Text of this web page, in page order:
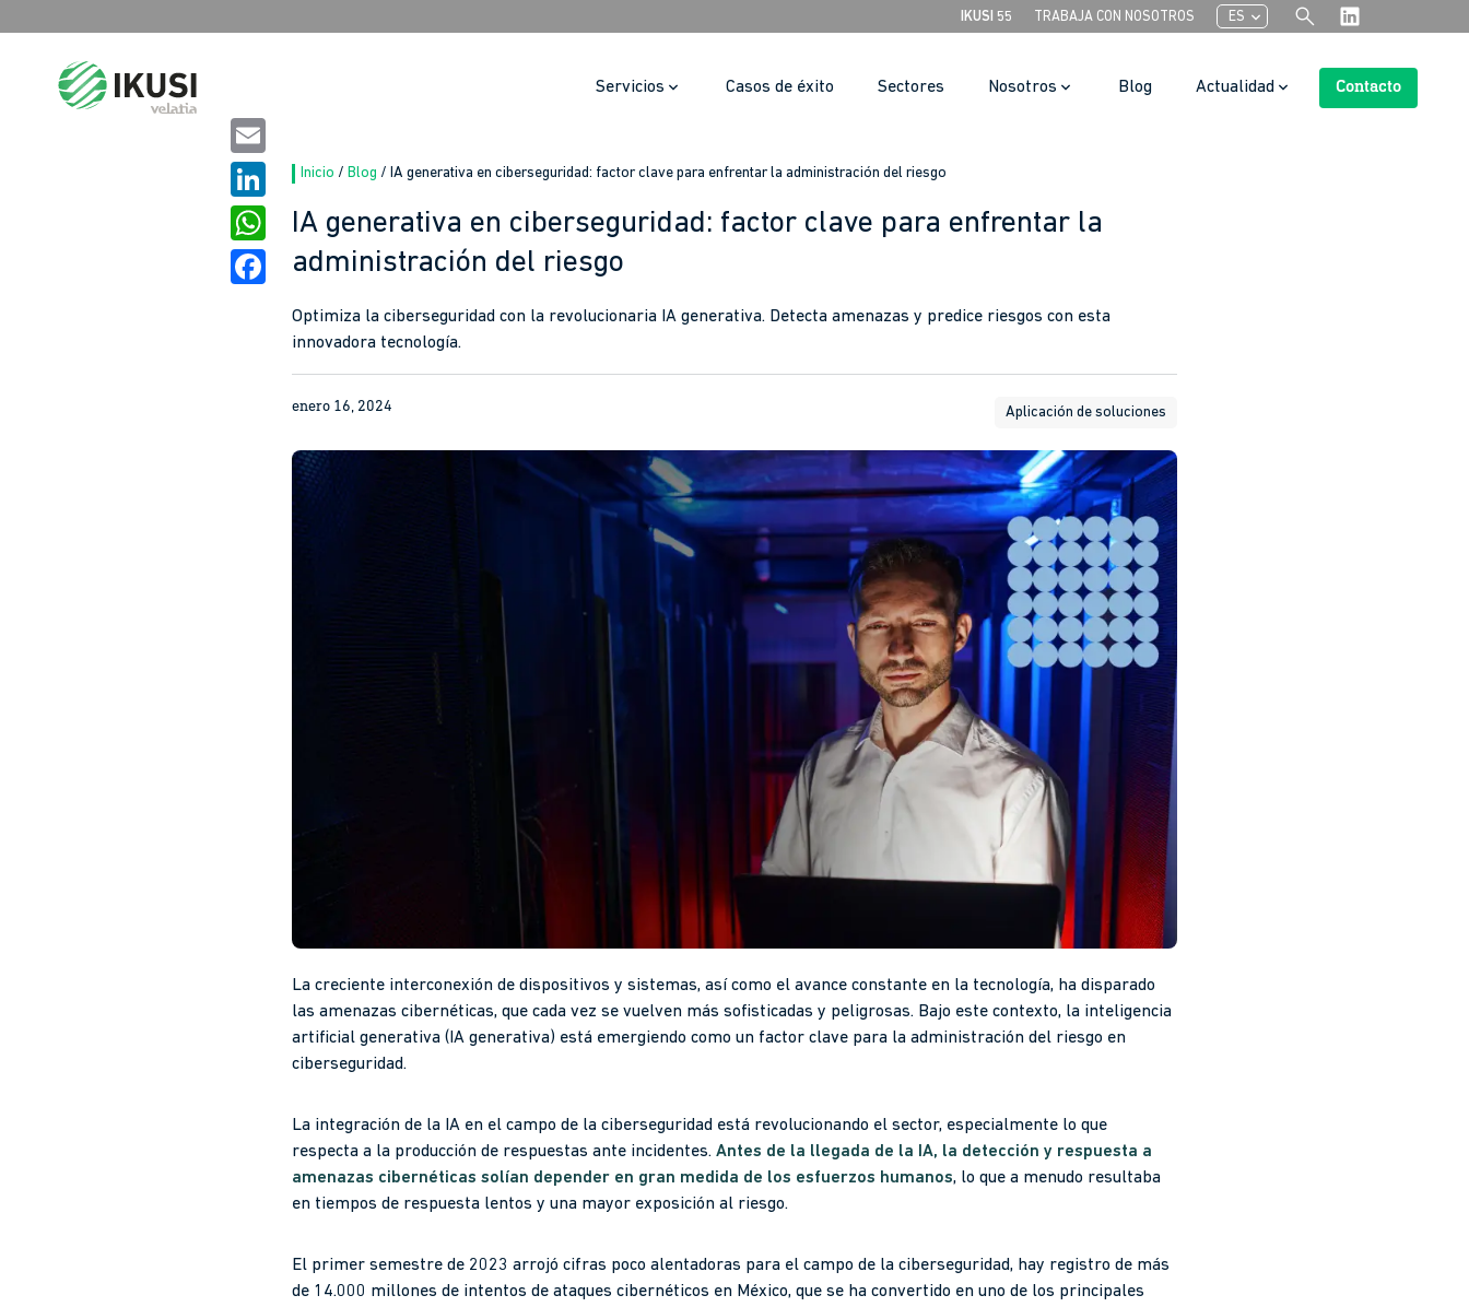
IKUSI 55 TRABAJA CON NOSOTROS ES chevron_left search
Servicios Casos de éxito Sectores Nosotros Blog Actualidad Contacto
Inicio / Blog / IA generativa en ciberseguridad: factor clave para enfrentar la administración del riesgo
IA generativa en ciberseguridad: factor clave para enfrentar la
administración del riesgo
Optimiza la ciberseguridad con la revolucionaria IA generativa. Detecta amenazas y predice riesgos con esta
innovadora tecnología.
Email
LinkedIn
WhatsApp
enero 16, 2024 Aplicación de soluciones
La creciente interconexión de dispositivos y sistemas, así como el avance constante en la tecnología, ha disparado
las amenazas cibernéticas, que cada vez se vuelven más sofisticadas y peligrosas. Bajo este contexto, la inteligencia
artificial generativa (IA generativa) está emergiendo como un factor clave para la administración del riesgo en
ciberseguridad.
La integración de la IA en el campo de la ciberseguridad está revolucionando el sector, especialmente lo que
respecta a la producción de respuestas ante incidentes. Antes de la llegada de la IA, la detección y respuesta a
amenazas cibernéticas solían depender en gran medida de los esfuerzos humanos, lo que a menudo resultaba
en tiempos de respuesta lentos y una mayor exposición al riesgo.
El primer semestre de 2023 arrojó cifras poco alentadoras para el campo de la ciberseguridad, hay registro de más
de 14.000 millones de intentos de ataques cibernéticos en México, que se ha convertido en uno de los principales